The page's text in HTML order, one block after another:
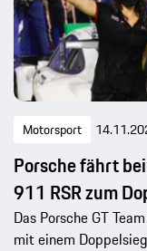
Motorsport
Porsche fährt
911 RSR zum
Das Porsche GT
mit einem